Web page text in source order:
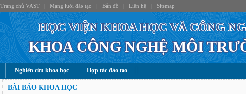
Trang chủ VAST| Mạng lưới đào tạo Bản đồ Liên hệ| Sitemap
HỌC VIỆN KHOA HỌC VÀ CÔNG
KHOA CÔNG NGHỆ MÔI
Nghiên cứu khoa học Hợp tác đào tạo
BÀI BÁO KHOA HỌC